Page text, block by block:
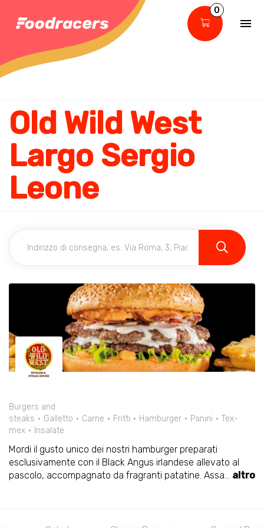
0
Old Wild West
Largo Sergio
Leone
Burgers and
steaks
Galletto Carne Fritti Hamburger Panini
Tex-
mex
Insalate
Mordi il gusto unico dei nostri hamburger preparati
esclusivamente con il Black Angus irlandese allevato al
pascolo, accompagnato da fragranti patatine. Assa... altro